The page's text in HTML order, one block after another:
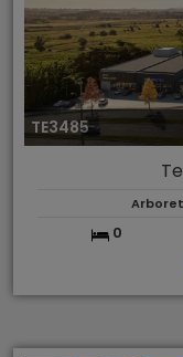
TE3485
0